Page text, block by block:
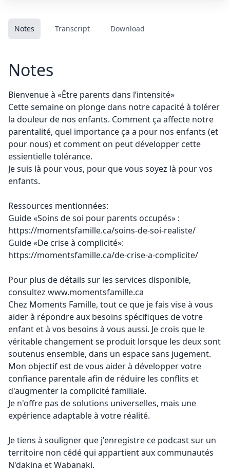
Notes Transcript Download
Notes
Bienvenue à «Être parents dans l’intensité»
Cette semaine on plonge dans notre capacité à tolérer
la douleur de nos enfants. Comment ça affecte notre
parentalité, quel importance ça a pour nos enfants (et
pour nous) et comment on peut développer cette
essientielle tolérance.
Je suis là pour vous, pour que vous soyez là pour vos
enfants.
Ressources mentionnées:
Guide «Soins de soi pour parents occupés» :
https://momentsfamille.ca/soins-de-soi-realiste/
Guide «De crise à complicité»:
https://momentsfamille.ca/de-crise-a-complicite/
Pour plus de détails sur les services disponible,
consultez www.momentsfamille.ca
Chez Moments Famille, tout ce que je fais vise à vous
aider à répondre aux besoins spécifiques de votre
enfant et à vos besoins à vous aussi. Je crois que le
véritable changement se produit lorsque les deux sont
soutenus ensemble, dans un espace sans jugement.
Mon objectif est de vous aider à développer votre
confiance parentale afin de réduire les conflits et
d'augmenter la complicité familiale.
Je n'offre pas de solutions universelles, mais une
expérience adaptable à votre réalité.
Je tiens à souligner que j'enregistre ce podcast sur un
territoire non cédé qui appartient aux communautés
N'dakina et Wabanaki.